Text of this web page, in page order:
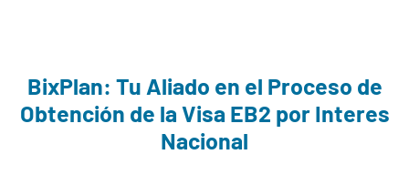
BixPlan: Tu Aliado en el Proceso de
Obtención de la Visa EB2 por Interes
Nacional